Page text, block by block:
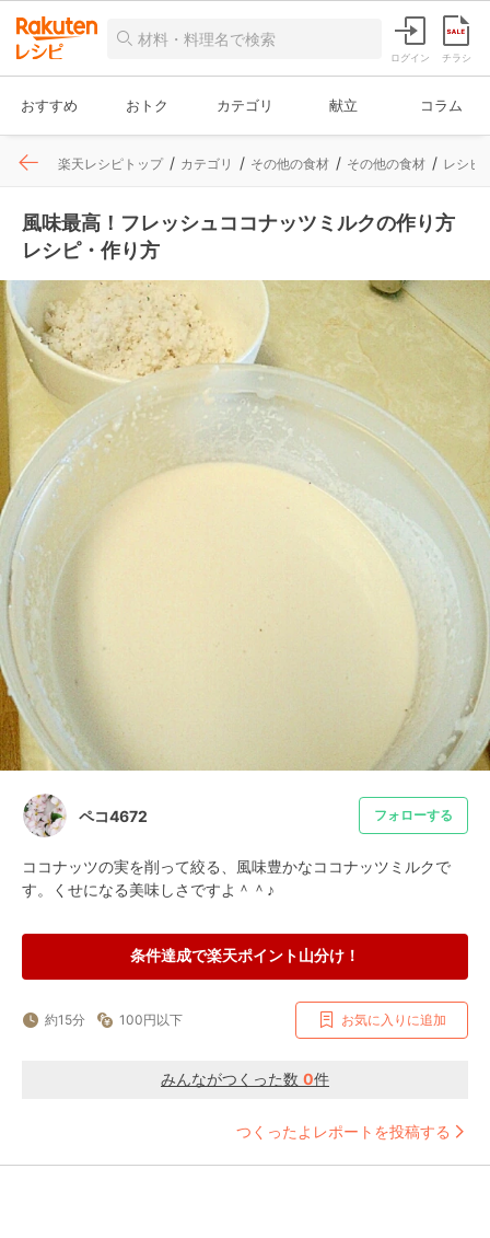
ログイン チラシ
おすすめ おトク カテゴリ 献立 コラム
楽天レシピトップ カテゴリ その他の食材 その他の食材 レシピ
風味最高！フレッシュココナッツミルクの作り方
レシピ・作り方
ペコ4672 フォローする
ココナッツの実を削って絞る、風味豊かなココナッツミルクで
す。くせになる美味しさですよ＾＾♪
条件達成で楽天ポイント山分け！
約15分 100円以下 お気に入りに追加
みんながつくった数 0件
つくったよレポートを投稿する